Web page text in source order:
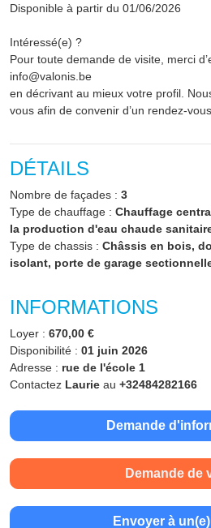
Disponible à partir du 01/06/2026
Intéressé(e) ?
Pour toute demande de visite, merci
info@valonis.be
en décrivant au mieux votre profil.
vous afin de convenir d’un rendez-
DÉTAILS
Nombre de façades : 3
Type de chauffage : Chauffage
la production d'eau chaude
Type de chassis : Châssis en bois,
isolant, porte de garage
INFORMATIONS
Loyer : 670,00 €
Disponibilité : 01 juin 2026
Adresse : rue de l'école 1
Contactez Laurie au +32484282166
Demande
Demande de
Envoyer à